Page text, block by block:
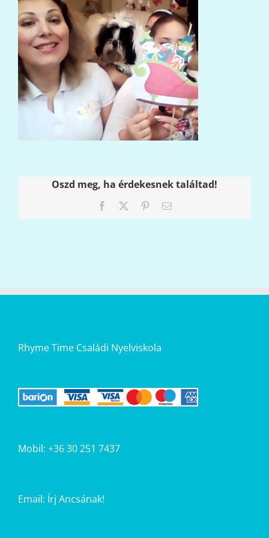
Oszd meg, ha érdekesnek találtad!
Facebook PinterestEmail:
Rhyme Time Családi Nyelviskola
Mobil: +36 30 251 7437
Email: Írj Ancsának!